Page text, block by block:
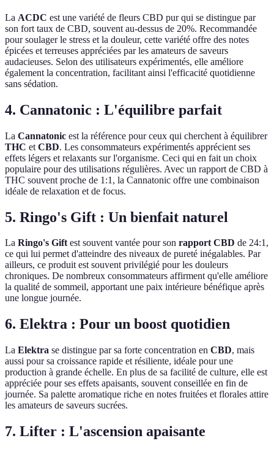
La ACDC est une variété de fleurs CBD pur qui se distingue par
son fort taux de CBD, souvent au-dessus de 20%. Recommandée
pour soulager le stress et la douleur, cette variété offre des notes
épicées et terreuses appréciées par les amateurs de saveurs
audacieuses. Selon des utilisateurs expérimentés, elle améliore
également la concentration, facilitant ainsi l'efficacité quotidienne
sans sédation.
4. Cannatonic : L'équilibre parfait
La Cannatonic est la référence pour ceux qui cherchent à équilibrer
THC et CBD. Les consommateurs expérimentés apprécient ses
effets légers et relaxants sur l'organisme. Ceci qui en fait un choix
populaire pour des utilisations régulières. Avec un rapport de CBD à
THC souvent proche de 1:1, la Cannatonic offre une combinaison
idéale de relaxation et de focus.
5. Ringo's Gift : Un bienfait naturel
La Ringo's Giftest souvent vantée pour son rapport CBD de 24:1,
ce qui lui permet d'atteindre des niveaux de pureté inégalables. Par
ailleurs, ce produit est souvent privilégié pour les douleurs
chroniques. De nombreux consommateurs affirment qu'elle améliore
la qualité de sommeil, apportant une paix intérieure bénéfique après
une longue journée.
6. Elektra : Pour un boost quotidien
La Elektra se distingue par sa forte concentration en CBD, mais
aussi pour sa croissance rapide et résiliente, idéale pour une
production à grande échelle. En plus de sa facilité de culture, elle est
appréciée pour ses effets apaisants, souvent conseillée en fin de
journée. Sa palette aromatique riche en notes fruitées et florales attire
les amateurs de saveurs sucrées.
7. Lifter : L'ascension apaisante